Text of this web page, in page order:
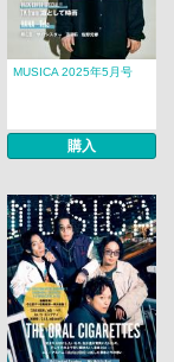
MUSICA 2025年5月号
購入